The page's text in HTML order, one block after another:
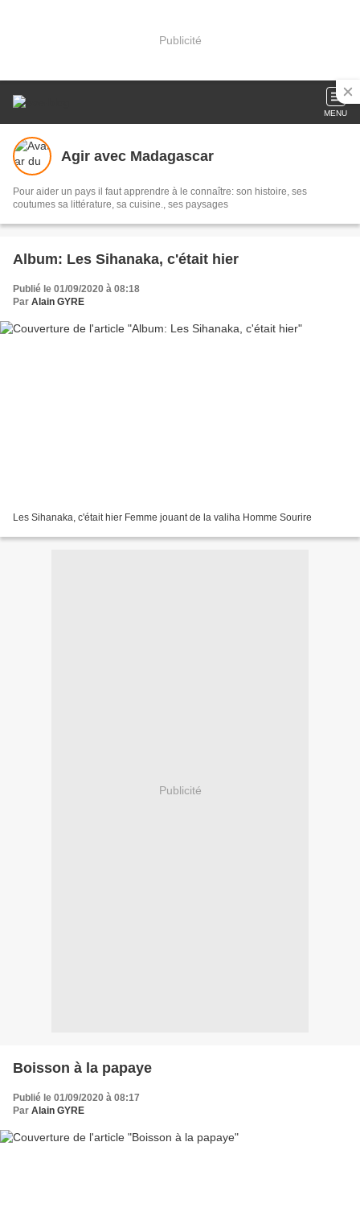
Publicité
MENU
Agir avec Madagascar
Pour aider un pays il faut apprendre à le connaître: son histoire, ses
coutumes sa littérature, sa cuisine., ses paysages
Album: Les Sihanaka, c'était hier
Publié le 01/09/2020 à 08:18
Par Alain GYRE
Les Sihanaka, c'était hier Femme jouant de la valiha Homme Sourire
Publicité
Boisson à la papaye
Publié le 01/09/2020 à 08:17
Par Alain GYRE